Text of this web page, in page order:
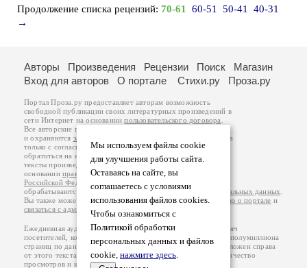
Продолжение списка рецензий: 70-61 60-51 50-41
40-31
→
Мы используем файлы cookie
для улучшения работы сайта.
Оставаясь на сайте, вы
соглашаетесь с условиями
использования файлов cookies.
Чтобы ознакомиться с
Политикой обработки
персональных данных и файлов
cookie, нажмите здесь.
Авторы Произведения Рецензии Поиск
Магазин
Вход для авторов
О портале Стихи.ру Проза.ру
Портал Проза.ру предоставляет авторам возможность
свободной публикации своих литературных произведений в
сети Интернет на основаниипользовательского договора
Все авторские права на произведения принадлежат авторам
и охраняются законом
. Перепечатка произведений возможна
только с согласия его автора, к которому вы можете
обратиться на его авторской странице. Ответственность за
тексты произведений авторы несут самостоятельно на
основанииправил публикацииизаконодательства
Российской Федерации
обрабатываются на основанииПолитики обработки персональных данных
Вы также можете посмотреть более подробнуюинформацию о портале и
связаться с администрацией
Ежедневная аудитория портала Проза.ру – порядка 100 тысяч
посетителей, которые в общей сумме просматривают более полумиллиона
страниц по данным счетчика посещаемости, который расположен справа
от этого текста. В каждой графе указано по две цифры: количество
просмотров и количество посетителей.